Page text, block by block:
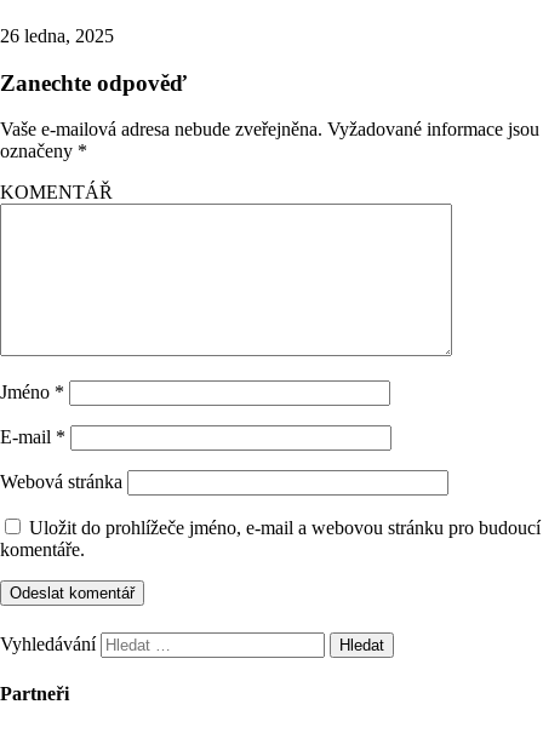
26 ledna, 2025
Zanechte odpověď
Vaše e-mailová adresa nebude zveřejněna. Vyžadované informace jsou
označeny *
KOMENTÁŘ
Jméno *
E-mail *
Webová stránka
Uložit do prohlížeče jméno, e-mail a webovou stránku pro budoucí
komentáře.
Vyhledávání
Partneři